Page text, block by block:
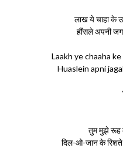
लाख ये चाहा के
हौंसले अपनी
Laakh ye chaaha
Huaslein apni
तुम मुझे रूह
दिल-ओ-जान के